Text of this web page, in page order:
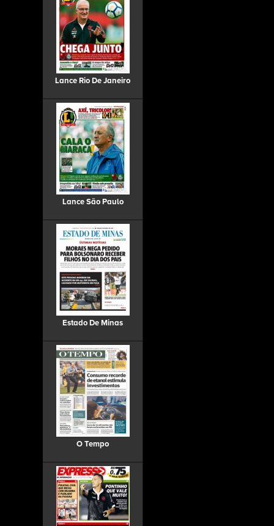
Lance Rio De Janeiro
Lance São Paulo
Estado De Minas
O Tempo